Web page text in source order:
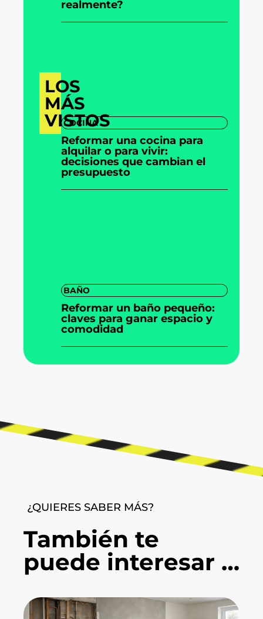
LOS
MÁS
VISTOS
realmente?
COCINA
Reformar una cocina para
alquilar o para vivir:
decisiones que cambian el
presupuesto
BAÑO
Reformar un baño pequeño:
claves para ganar espacio y
comodidad
¿QUIERES SABER MÁS?
También te
puede interesar …